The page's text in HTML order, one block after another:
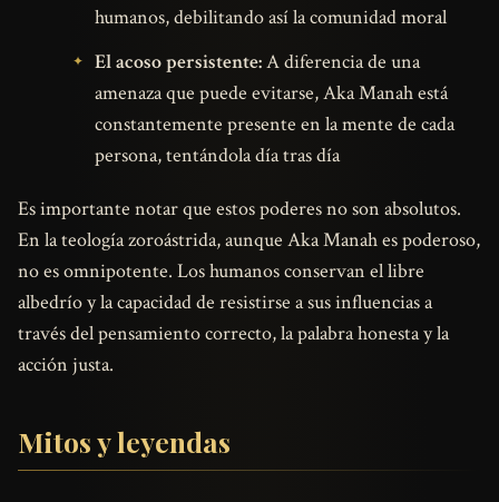
humanos, debilitando así la comunidad moral
El acoso persistente:A diferencia de una
amenaza que puede evitarse, Aka Manah está
constantemente presente en la mente de cada
persona, tentándola día tras día
Es importante notar que estos poderes no son absolutos.
En la teología zoroástrida, aunque Aka Manah es poderoso,
no es omnipotente. Los humanos conservan el libre
albedrío y la capacidad de resistirse a sus influencias a
través del pensamiento correcto, la palabra honesta y la
acción justa.
Mitos y leyendas